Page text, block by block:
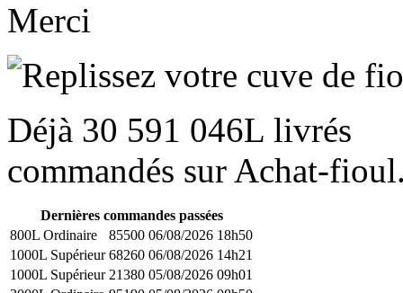
Merci
Déjà 30 591 046L livrés
commandés sur Achat-
Dernières commandes passées
800L Ordinaire
85500 06/08/2026 18h50
1000L Supérieur 68260 06/08/2026 14h21
1000L Supérieur 21380 05/08/2026 09h01